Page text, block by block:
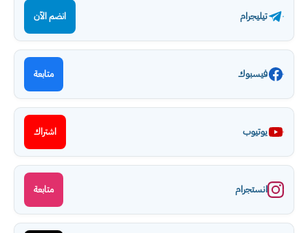
تيليجرام انضم الآن
فيسبوك متابعة
يوتيوب اشتراك
انستجرام متابعة